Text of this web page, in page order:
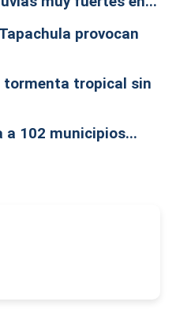
provocan
tormenta tropical sin
102 municipios...